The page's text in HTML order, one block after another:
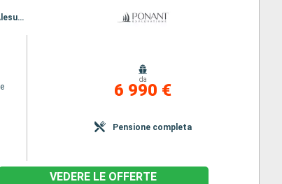
Itinerario : Fredrikstad, Arendal, Eigersund, Glacier Skua, Lysefjord , Nordfjordeid, Geiranger, Hellesylt, Alesund, Bergen
da
6 990 €
Pensione completa
VEDERE LE OFFERTE